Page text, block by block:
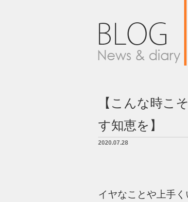
【こんな時こ
す知恵を】
2020.07.28
イヤなことや上手